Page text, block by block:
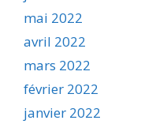
mai 2022
avril 2022
mars 2022
février 2022
janvier 2022